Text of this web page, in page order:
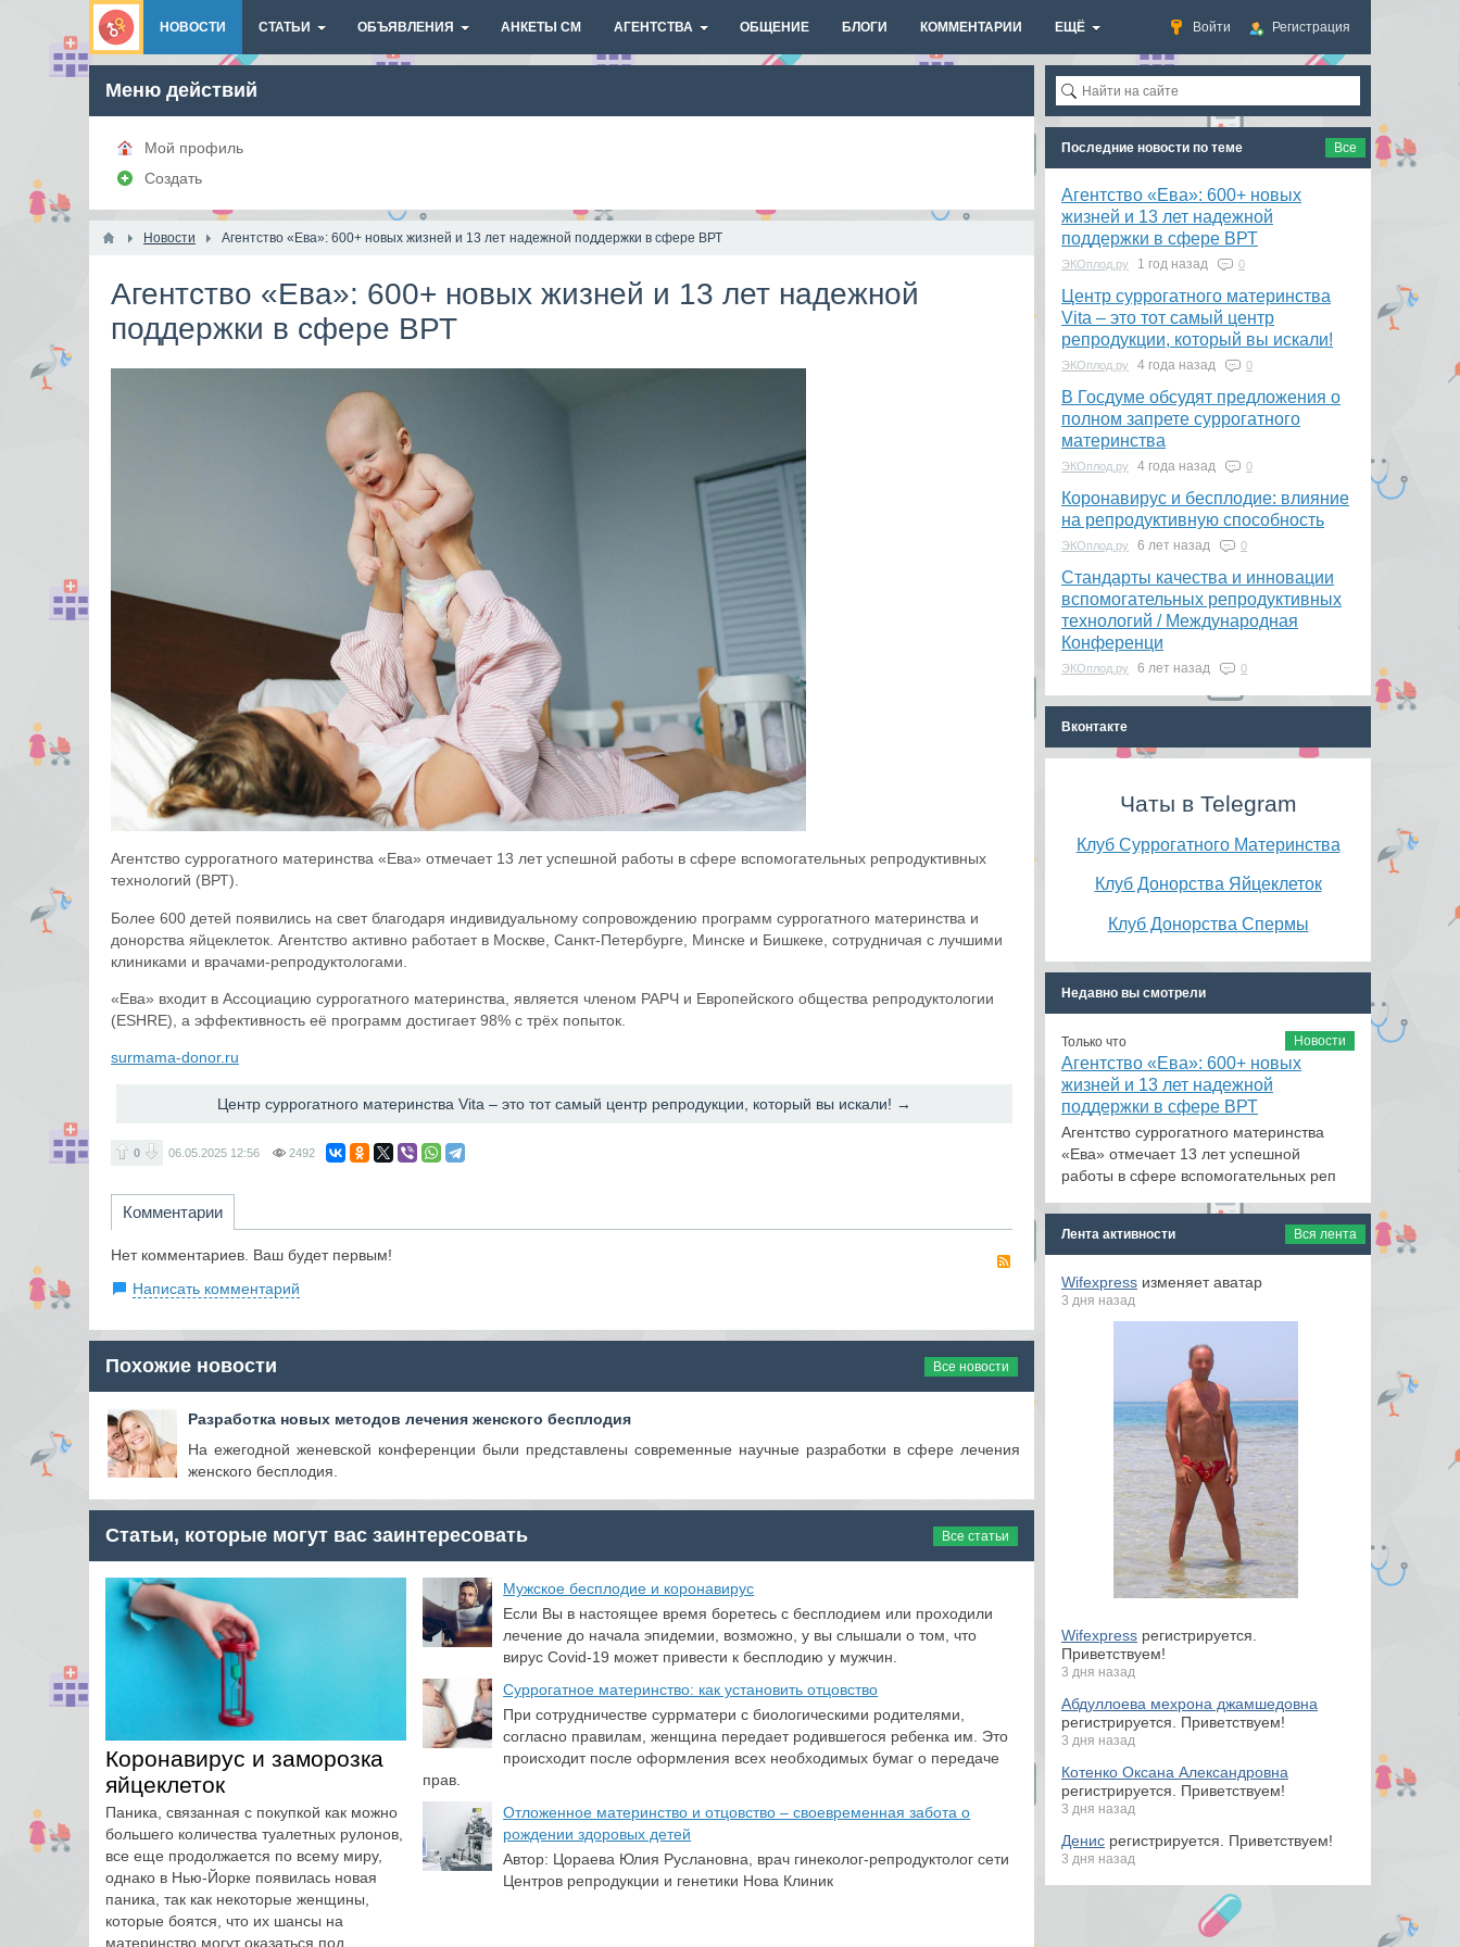
Войти Регистрация
НОВОСТИ СТАТЬИ ОБЪЯВЛЕНИЯ АНКЕТЫ СМ АГЕНТСТВА ОБЩЕНИЕ БЛОГИ КОММЕНТАРИИ ЕЩЁ
Меню действий
Мой профиль
Создать
Новости Агентство «Ева»: 600+ новых жизней и 13 лет надежной поддержки в сфере ВРТ
Агентство «Ева»: 600+ новых жизней и 13 лет надежной
поддержки в сфере ВРТ
Агентство суррогатного материнства «Ева» отмечает 13 лет успешной работы в сфере вспомогательных репродуктивных
технологий (ВРТ).
Более 600 детей появились на свет благодаря индивидуальному сопровождению программ суррогатного материнства и
донорства яйцеклеток. Агентство активно работает в Москве, Санкт-Петербурге, Минске и Бишкеке, сотрудничая с лучшими
клиниками и врачами-репродуктологами.
«Ева» входит в Ассоциацию суррогатного материнства, является членом РАРЧ и Европейского общества репродуктологии
(ESHRE), а эффективность её программ достигает 98% с трёх попыток.
surmama-donor.ru
​Центр суррогатного материнства Vita – это тот самый центр репродукции, который вы искали! →
0 06.05.2025 12:56 2492
Комментарии
RSS
Нет комментариев. Ваш будет первым!
Написать комментарий
Похожие новости Все новости
Разработка новых методов лечения женского бесплодия
На ежегодной женевской конференции были представлены современные научные разработки в сфере лечения
женского бесплодия.
Статьи, которые могут вас заинтересовать Все статьи
Коронавирус и заморозка
яйцеклеток
Паника, связанная с покупкой как можно
большего количества туалетных рулонов,
все еще продолжается по всему миру,
однако в Нью-Йорке появилась новая
паника, так как некоторые женщины,
которые боятся, что их шансы на
материнство могут оказаться под
​Мужское бесплодие и коронавирус
Если Вы в настоящее время боретесь с бесплодием или проходили
лечение до начала эпидемии, возможно, у вы слышали о том, что
вирус Covid-19 может привести к бесплодию у мужчин.
Суррогатное материнство: как установить отцовство
При сотрудничестве суррматери с биологическими родителями,
согласно правилам, женщина передает родившегося ребенка им. Это
происходит после оформления всех необходимых бумаг о передаче
прав.
Отложенное материнство и отцовство – своевременная забота о
рождении здоровых детей
Автор: Цораева Юлия Руслановна, врач гинеколог-репродуктолог сети
Центров репродукции и генетики Нова Клиник
Последние новости по теме Все
Агентство «Ева»: 600+ новых
жизней и 13 лет надежной
поддержки в сфере ВРТ
ЭКОплод.ру 1 год назад 0
​Центр суррогатного материнства
Vita – это тот самый центр
репродукции, который вы искали!
ЭКОплод.ру 4 года назад 0
В Госдуме обсудят предложения о
полном запрете суррогатного
материнства
ЭКОплод.ру 4 года назад 0
Коронавирус и бесплодие: влияние
на репродуктивную способность
ЭКОплод.ру 6 лет назад 0
​Стандарты качества и инновации
вспомогательных репродуктивных
технологий / Международная
Конференци
ЭКОплод.ру 6 лет назад 0
Вконтакте
Чаты в Telegram
Клуб Суррогатного Материнства
Клуб Донорства Яйцеклеток
Клуб Донорства Спермы
Недавно вы смотрели
Новости
Только что
Агентство «Ева»: 600+ новых
жизней и 13 лет надежной
поддержки в сфере ВРТ
Агентство суррогатного материнства
«Ева» отмечает 13 лет успешной
работы в сфере вспомогательных реп
Лента активности Вся лента
Wifexpress изменяет аватар
3 дня назад
Wifexpress регистрируется.
Приветствуем!
3 дня назад
Абдуллоева мехрона джамшедовна
регистрируется. Приветствуем!
3 дня назад
Котенко Оксана Александровна
регистрируется. Приветствуем!
3 дня назад
Денис регистрируется. Приветствуем!
3 дня назад